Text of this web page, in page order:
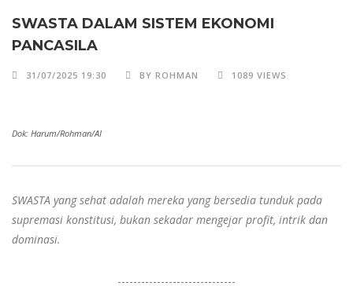
SWASTA DALAM SISTEM EKONOMI
PANCASILA
31/07/2025 19:30 BY ROHMAN 1089 VIEWS
Dok: Harum/Rohman/AI
SWASTA yang sehat adalah mereka yang bersedia tunduk pada
supremasi konstitusi, bukan sekadar mengejar profit, intrik dan
dominasi.
------------------------------